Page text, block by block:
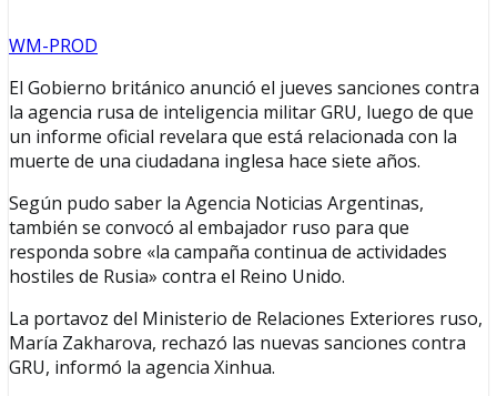
WM-PROD
El Gobierno británico anunció el jueves sanciones contra
la agencia rusa de inteligencia militar GRU, luego de que
un informe oficial revelara que está relacionada con la
muerte de una ciudadana inglesa hace siete años.
Según pudo saber la Agencia Noticias Argentinas,
también se convocó al embajador ruso para que
responda sobre «la campaña continua de actividades
hostiles de Rusia» contra el Reino Unido.
La portavoz del Ministerio de Relaciones Exteriores ruso,
María Zakharova, rechazó las nuevas sanciones contra
GRU, informó la agencia Xinhua.